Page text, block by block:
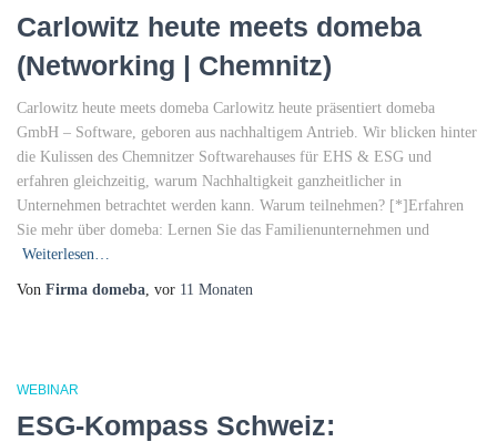
Carlowitz heute meets domeba
(Networking | Chemnitz)
Carlowitz heute meets domeba Carlowitz heute präsentiert domeba
GmbH – Software, geboren aus nachhaltigem Antrieb. Wir blicken hinter
die Kulissen des Chemnitzer Softwarehauses für EHS & ESG und
erfahren gleichzeitig, warum Nachhaltigkeit ganzheitlicher in
Unternehmen betrachtet werden kann. Warum teilnehmen? [*]Erfahren
Sie mehr über domeba: Lernen Sie das Familienunternehmen und
Weiterlesen…
Von Firma domeba, vor 11 Monaten
WEBINAR
ESG-Kompass Schweiz: